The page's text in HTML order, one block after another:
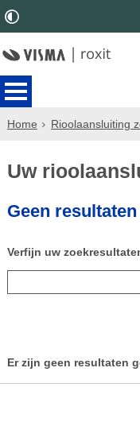
Home Rioolaansluiting
Uw
Geen resultaten
Verfijn uw
Er zijn geen resultaten